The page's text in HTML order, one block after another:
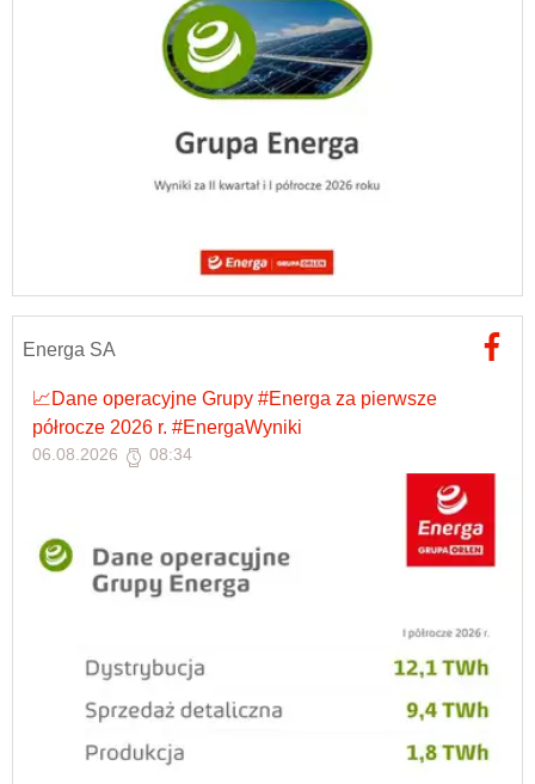
Energa SA
📈Dane operacyjne Grupy #Energa za pierwsze
półrocze 2026 r. #EnergaWyniki
06.08.2026 08:34